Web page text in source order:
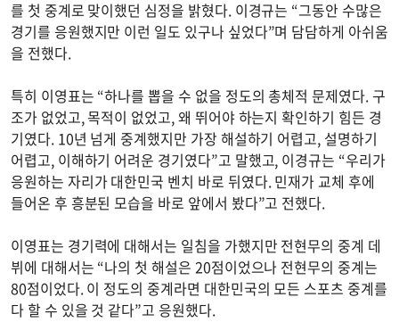
를 첫 중계로 맞이했던 심정을 밝혔다. 이경규는 “그동안 수많은
경기를 응원했지만 이런 일도 있구나 싶었다”며 담담하게 아쉬움
을 전했다.
특히 이영표는 “하나를 뽑을 수 없을 정도의 총체적 문제였다. 구
조가 없었고, 목적이 없었고, 왜 뛰어야 하는지 확인하기 힘든 경
기였다. 10년 넘게 중계했지만 가장 해설하기 어렵고, 설명하기
어렵고, 이해하기 어려운 경기였다”고 말했고, 이경규는 “우리가
응원하는 자리가 대한민국 벤치 바로 뒤였다. 민재가 교체 후에
들어온 후 흥분된 모습을 바로 앞에서 봤다”고 전했다.
이영표는 경기력에 대해서는 일침을 가했지만 전현무의 중계 데
뷔에 대해서는 “나의 첫 해설은 20점이었으나 전현무의 중계는
80점이었다. 이 정도의 중계라면 대한민국의 모든 스포츠 중계를
다 할 수 있을 것 같다”고 응원했다.